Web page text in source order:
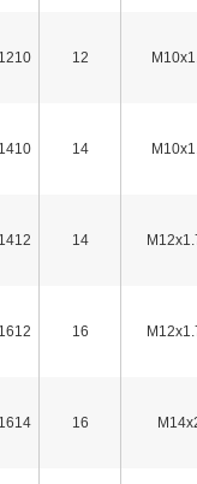
12
14
14
16
16